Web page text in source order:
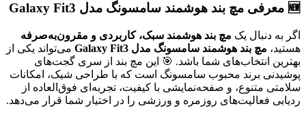
🆕 معرفی مچ بند هوشمند سامسونگ مدل Galaxy Fit3
اگر به دنبال یک مچ بند هوشمند سبک، کاربردی و مقرون‌به‌صرفه
هستید، مچ بند هوشمند سامسونگ مدل Galaxy Fit3
می‌تواند یکی از
بهترین انتخاب‌های شما باشد. 🎯 این مچ بند از سری گجت‌های
پوشیدنی برند محبوب سامسونگ است که با طراحی شیک، امکانات
سلامتی متنوع، و صفحه‌نمایشی با کیفیت، تجربه‌ای فوق‌العاده از
ردیابی فعالیت‌های روزمره و ورزشی را در اختیار شما قرار می‌دهد.